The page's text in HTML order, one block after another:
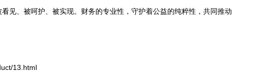
见、被呵护、被实现。财务的专业性，守护着公益的纯粹性，共同推动
13.html